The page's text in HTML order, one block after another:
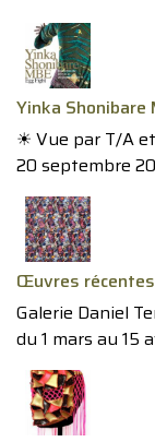
Yinka Shonibare
☀︎ Vue par T/A
20 septembre
Œuvres
Galerie Daniel
du 1 mars au 15